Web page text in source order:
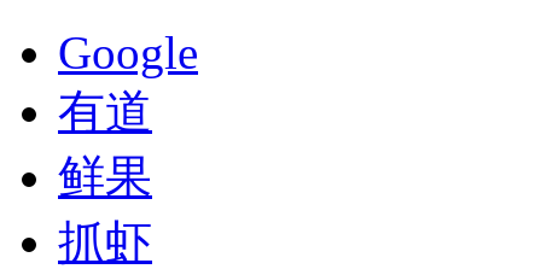
Google
有道
鲜果
抓虾